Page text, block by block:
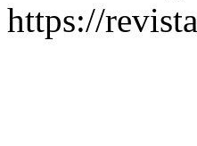
https://